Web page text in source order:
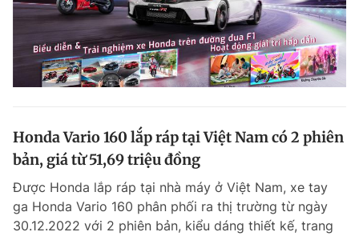
Honda Vario 160 lắp ráp tại Việt Nam có 2 phiên
bản, giá từ 51,69 triệu đồng
Được Honda lắp ráp tại nhà máy ở Việt Nam, xe tay
ga Honda Vario 160 phân phối ra thị trường từ ngày
30.12.2022 với 2 phiên bản, kiểu dáng thiết kế, trang